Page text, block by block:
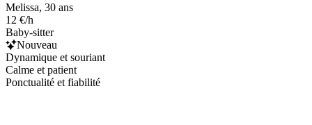
Melissa, 30 ans
12 €/h
Baby-sitter
Nouveau
Dynamique et souriant
Calme et patient
Ponctualité et fiabilité